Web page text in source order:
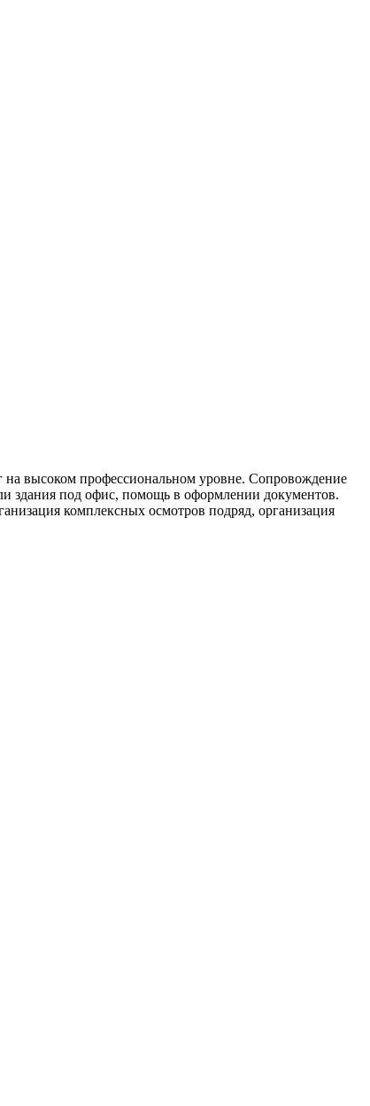
на высоком профессиональном уровне. Сопровождение
здания под офис, помощь в оформлении документов.
комплексных осмотров подряд, организация